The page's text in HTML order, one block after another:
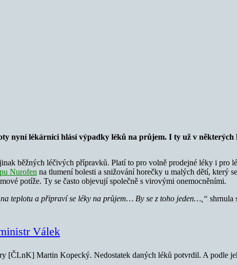
nyní lékárníci hlásí výpadky léků na průjem. I ty už v
běžných léčivých přípravků. Platí to pro volně prodejné léky i pro
Nurofen na tlumení bolesti a snižování horečky u malých dětí, který
potíže. Ty se často objevují společně s virovými onemocněními.
na teplotu a připraví se léky na průjem… By se z toho jeden…,“ shrnula
Válek
[ČLnK] Martin Kopecký. Nedostatek daných léků potvrdil. A podle